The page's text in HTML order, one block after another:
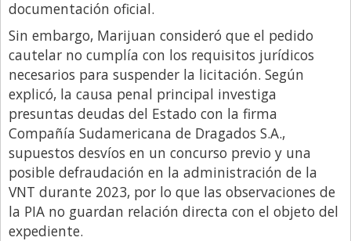
documentación oficial.
Sin embargo, Marijuan consideró que el pedido
cautelar no cumplía con los requisitos jurídicos
necesarios para suspender la licitación. Según
explicó, la causa penal principal investiga
presuntas deudas del Estado con la firma
Compañía Sudamericana de Dragados S.A.,
supuestos desvíos en un concurso previo y una
posible defraudación en la administración de la
VNT durante 2023, por lo que las observaciones de
la PIA no guardan relación directa con el objeto del
expediente.